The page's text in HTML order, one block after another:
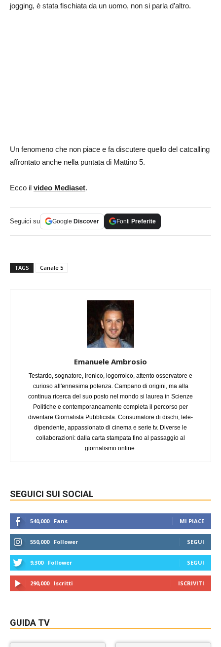
jogging, è stata fischiata da un uomo, non si parla d’altro.
Un fenomeno che non piace e fa discutere quello del catcalling
affrontato anche nella puntata di Mattino 5.
Ecco il video Mediaset.
Seguici su Google Discover Fonti Preferite
TAGS Canale 5
Emanuele Ambrosio
Testardo, sognatore, ironico, logorroico, attento osservatore e
curioso all'ennesima potenza. Campano di origini, ma alla
continua ricerca del suo posto nel mondo si laurea in Scienze
Politiche e contemporaneamente completa il percorso per
diventare Giornalista Pubblicista. Consumatore di dischi, tele-
dipendente, appassionato di cinema e serie tv. Diverse le
collaborazioni: dalla carta stampata fino al passaggio al
giornalismo online.
SEGUICI SUI SOCIAL
540,000 Fans MI PIACE
550,000 Follower SEGUI
9,300 Follower SEGUI
290,000 Iscritti ISCRIVITI
GUIDA TV